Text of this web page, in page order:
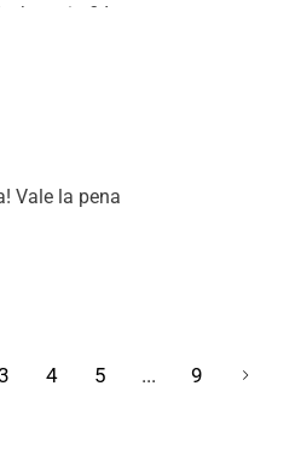
the point? I was on my way to
Vale la pena
4 5 ... 9